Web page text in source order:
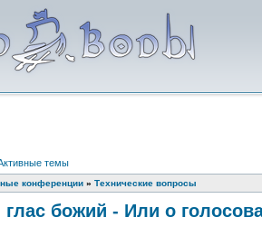
темы
конференции » Технические вопросы
глас божий - Или о